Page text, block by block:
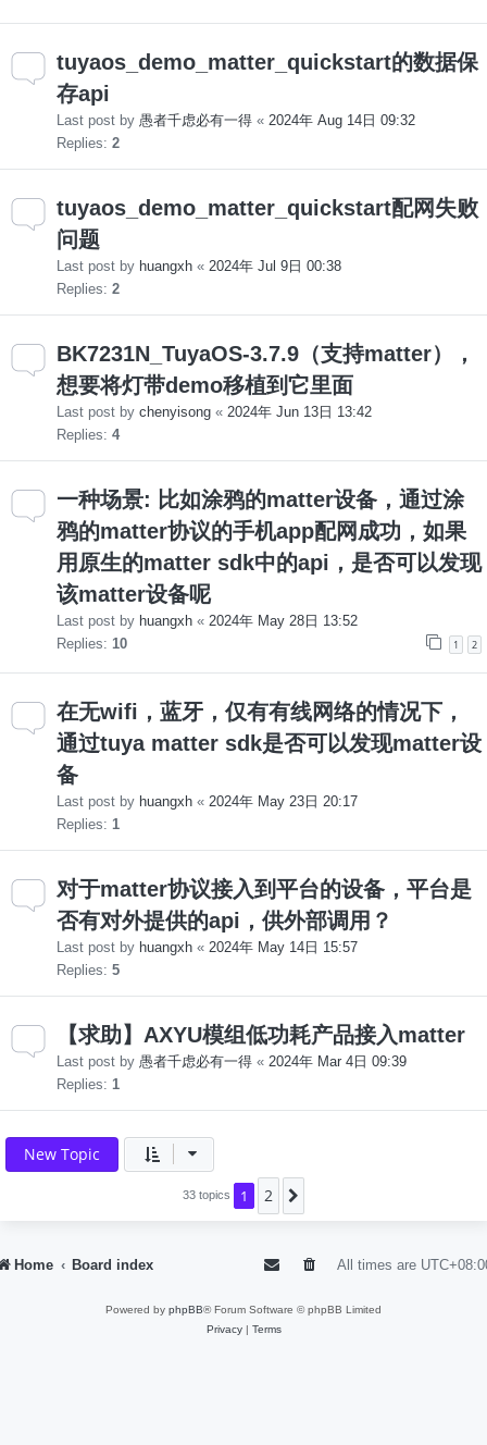
tuyaos_demo_matter_quickstart的数据保
存api
Last post by 愚者千虑必有一得 « 2024年 Aug 14日 09:32
Replies: 2
tuyaos_demo_matter_quickstart配网失败
问题
Last post by huangxh « 2024年 Jul 9日 00:38
Replies: 2
BK7231N_TuyaOS-3.7.9（支持matter），
想要将灯带demo移植到它里面
Last post by chenyisong « 2024年 Jun 13日 13:42
Replies: 4
一种场景: 比如涂鸦的matter设备，通过涂
鸦的matter协议的手机app配网成功，如果
用原生的matter sdk中的api，是否可以发现
该matter设备呢
Last post by huangxh « 2024年 May 28日 13:52
Replies: 10 1 2
在无wifi，蓝牙，仅有有线网络的情况下，
通过tuya matter sdk是否可以发现matter设
备
Last post by huangxh « 2024年 May 23日 20:17
Replies: 1
对于matter协议接入到平台的设备，平台是
否有对外提供的api，供外部调用？
Last post by huangxh « 2024年 May 14日 15:57
Replies: 5
【求助】AXYU模组低功耗产品接入matter
Last post by 愚者千虑必有一得 « 2024年 Mar 4日 09:39
Replies: 1
New Topic
33 topics 1 2
Home Board index All times are
Powered by phpBB® Forum Software © phpBB Limited
Privacy| Terms